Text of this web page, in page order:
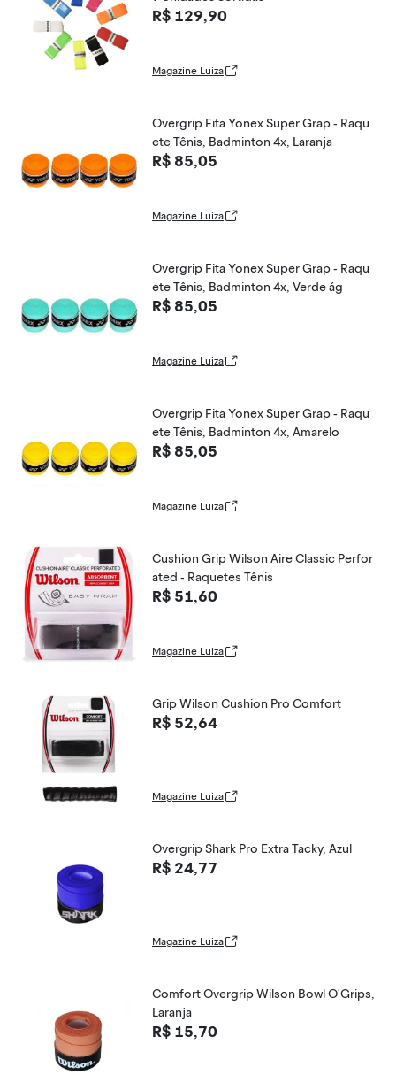
R$ 129,90
Magazine Luiza
Overgrip Fita Yonex Super Grap - Raqu
ete Tênis, Badminton 4x, Laranja
R$ 85,05
Magazine Luiza
Overgrip Fita Yonex Super Grap - Raqu
ete Tênis, Badminton 4x, Verde ág
R$ 85,05
Magazine Luiza
Overgrip Fita Yonex Super Grap - Raqu
ete Tênis, Badminton 4x, Amarelo
R$ 85,05
Magazine Luiza
Cushion Grip Wilson Aire Classic Perfor
ated - Raquetes Tênis
R$ 51,60
Magazine Luiza
Grip Wilson Cushion Pro Comfort
R$ 52,64
Magazine Luiza
Overgrip Shark Pro Extra Tacky, Azul
R$ 24,77
Magazine Luiza
Comfort Overgrip Wilson Bowl O'Grips,
Laranja
R$ 15,70